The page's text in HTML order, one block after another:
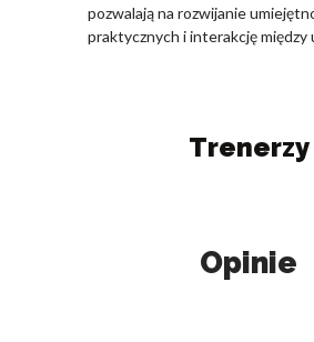
pozwalają na rozwijanie
praktycznych i interakcję między
Trenerzy
Opinie